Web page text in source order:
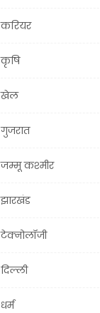
करियर
कृषि
खेल
गुजरात
जम्मू कश्मीर
झारखंड
टेक्नोलॉजी
दिल्ली
धर्म